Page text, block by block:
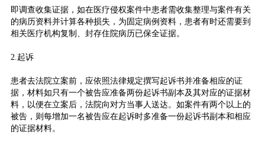
即调查收集证据，如在医疗侵权案件中患者需收集整理与案件有关
的病历资料并计算各种损失，为固定病例资料，患者有时还需要到
相关医疗机构复制、封存住院病历已保全证据。
2.起诉
患者去法院立案前，应依照法律规定撰写起诉书并准备相应的证
据，材料如只有一个被告应准备两份起诉书副本及其对应的证据材
料，以便在立案后，法院向对方当事人送达。如案件有两个以上的
被告，则每增加一名被告应在起诉时多准备一份起诉书副本和相应
的证据材料。